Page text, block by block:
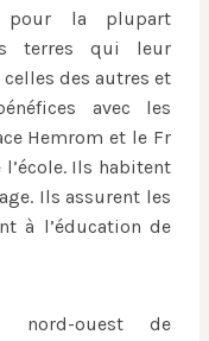
pour la plupart
terres qui leur
des autres et
avec les
Hemrom et le Fr
l’école. Ils habitent
Ils assurent les
à l’éducation de
nord-ouest de